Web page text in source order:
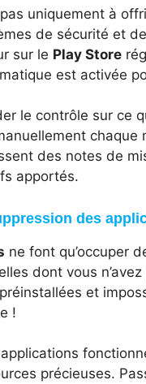
uniquement à
de sécurité et
sur le Play Store
est activée
le contrôle sur ce
des notes de
apportés.
des
ne font qu’occuper
dont vous
et
!
précieuses.